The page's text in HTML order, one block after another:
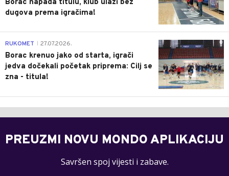
Borac napada titulu, klub ulazi bez
dugova prema igračima!
0
RUKOMET 27.07.2026.
Borac krenuo jako od starta, igrači
jedva dočekali početak priprema: Cilj se
zna - titula!
PREUZMI NOVU MONDO APLIKACIJU
Savršen spoj vijesti i zabave.